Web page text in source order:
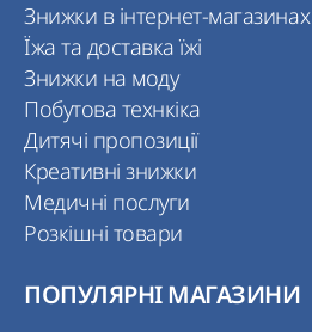
Знижки в інтернет-магазинах
Їжа та доставка їжі
Знижки на моду
Побутова технкіка
Дитячі пропозиції
Креативні знижки
Медичні послуги
Розкішні товари
ПОПУЛЯРНІ МАГАЗИНИ